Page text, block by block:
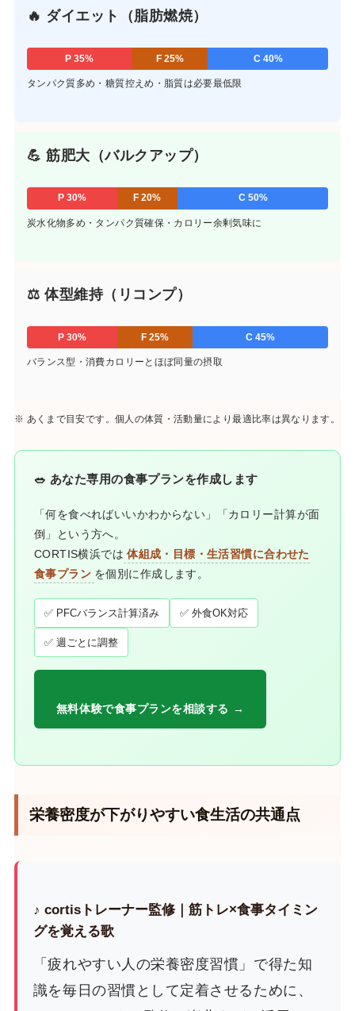
🔥 ダイエット（脂肪燃焼）
P 35% F 25% C 40%
タンパク質多め・糖質控えめ・脂質は必要最低限
💪 筋肥大（バルクアップ）
P 30% F 20% C 50%
炭水化物多め・タンパク質確保・カロリー余剰気味に
⚖ 体型維持（リコンプ）
P 30% F 25% C 45%
バランス型・消費カロリーとほぼ同量の摂取
※ あくまで目安です。個人の体質・活動量により最適比率は異なります。
🥗 あなた専用の食事プランを作成します
「何を食べればいいかわからない」「カロリー計算が面
倒」という方へ。
CORTIS横浜では 体組成・目標・生活習慣に合わせた
食事プラン を個別に作成します。
✅ PFCバランス計算済み ✅ 外食OK対応
✅ 週ごとに調整
無料体験で食事プランを相談する →
栄養密度が下がりやすい食生活の共通点
♪ cortisトレーナー監修｜筋トレ×食事タイミン
グを覚える歌
「疲れやすい人の栄養密度習慣」で得た知
識を毎日の習慣として定着させるために、